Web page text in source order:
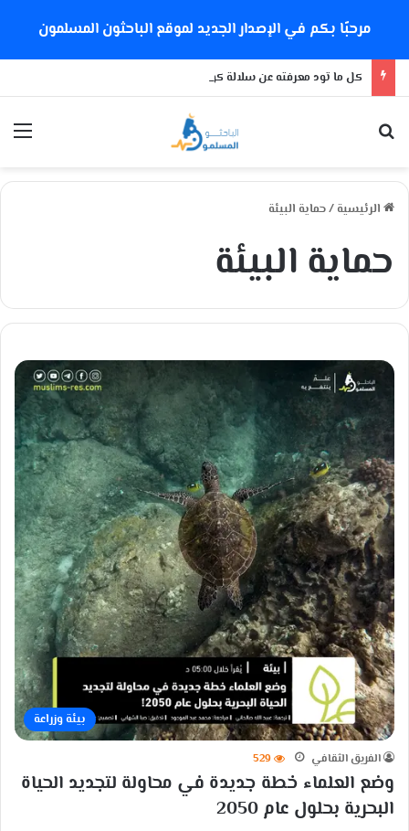
مرحبًا بكم في الإصدار الجديد لموقع الباحثون المسلمون
كل ما تود معرفته عن سلالة كورونا الجديدة
الرئيسية /حماية البيئة
حماية البيئة
بيئة وزراعة
الفريق الثقافي 529
وضع العلماء خطة جديدة في محاولة لتجديد الحياة
البحرية بحلول عام 2050